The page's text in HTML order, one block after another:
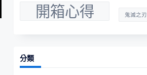
開箱心得 鬼滅之刃
分類